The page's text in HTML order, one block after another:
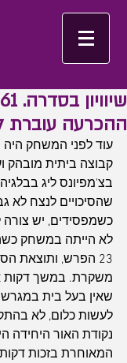
ההכרעה עוברת
עוד לפני המשחק היה
קבוצה ביתית מובהק
בצ'מפיונס ליג
שהסיכויים לנצח לא
כשמפסידים, יש צורה
לא הייתה במשחק
משקרת. במשך דקות
שאין בעל בית במגרש
לעשות כלום, לא
נקודת האור היחידה
המאוחרת בזכות